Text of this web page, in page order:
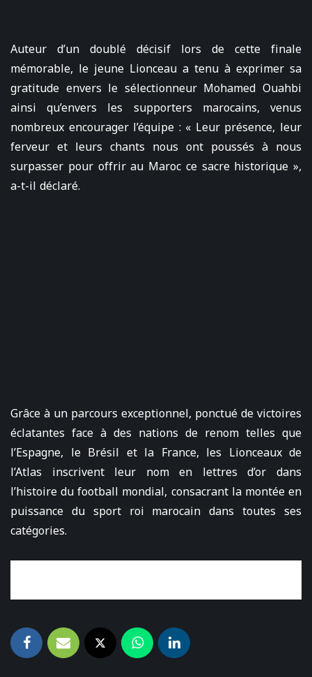
Auteur d’un doublé décisif lors de cette finale
mémorable, le jeune Lionceau a tenu à exprimer sa
gratitude envers le sélectionneur Mohamed Ouahbi
ainsi qu’envers les supporters marocains, venus
nombreux encourager l’équipe : « Leur présence, leur
ferveur et leurs chants nous ont poussés à nous
surpasser pour offrir au Maroc ce sacre historique »,
a-t-il déclaré.
Grâce à un parcours exceptionnel, ponctué de victoires
éclatantes face à des nations de renom telles que
l’Espagne, le Brésil et la France, les Lionceaux de
l’Atlas inscrivent leur nom en lettres d’or dans
l’histoire du football mondial, consacrant la montée en
puissance du sport roi marocain dans toutes ses
catégories.